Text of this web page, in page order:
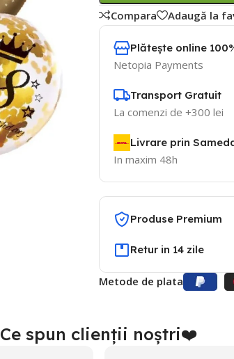
Compara Adaugă la
Plătește online
Netopia Payments
Transport Gratuit
La comenzi de +300 lei
Livrare prin
In maxim 48h
Produse Premium
Retur in 14 zile
Metode de plata
Ce spun clienții noștri❤️